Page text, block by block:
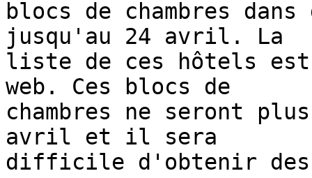
blocs de chambres
jusqu'au 24 avril. La
liste de ces hôtels
web. Ces blocs de
chambres ne seront
avril et il sera
difficile d'obtenir des